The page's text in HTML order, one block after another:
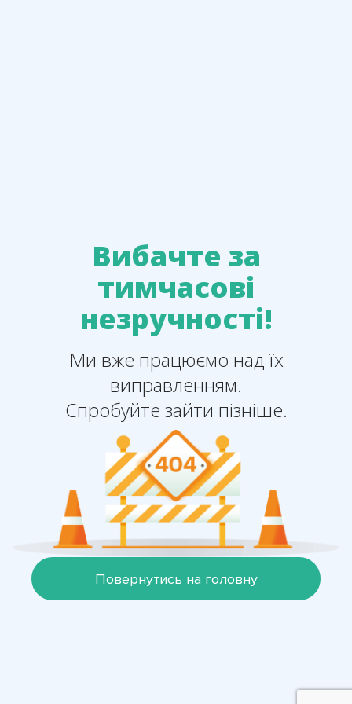
Вибачте за
тимчасові
незручності!
Ми вже працюємо над їх
виправленням.
Спробуйте зайти пізніше.
Повернутись на головну